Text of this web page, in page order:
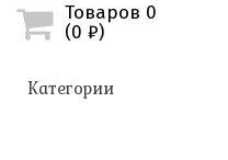
Товаров 0
(0 ₽)
Категории